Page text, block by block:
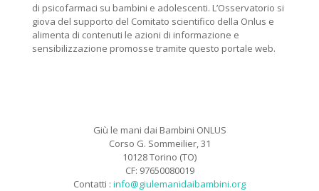
di psicofarmaci su bambini e adolescenti. L’Osservatorio si
giova del supporto del Comitato scientifico della Onlus e
alimenta di contenuti le azioni di informazione e
sensibilizzazione promosse tramite questo portale web.
Giù le mani dai Bambini ONLUS
Corso G. Sommeilier, 31
10128 Torino (TO)
CF: 97650080019
Contatti : info@giulemanidaibambini.org